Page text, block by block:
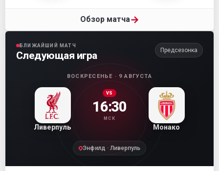
Обзор матча→
БЛИЖАЙШИЙ МАТЧ
Следующая игра Предсезонка
ВОСКРЕСЕНЬЕ · 9 АВГУСТА
Ливерпуль
VS
16:30
МСК
Монако
Энфилд · Ливерпуль